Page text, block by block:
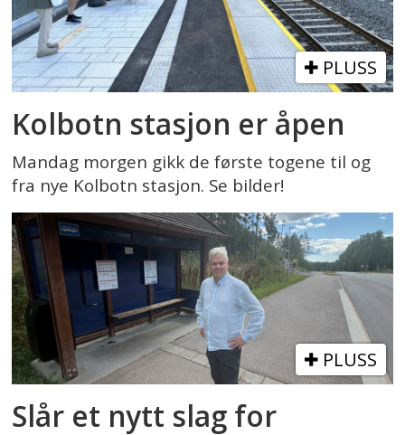
PLUSS
Kolbotn stasjon er åpen
Mandag morgen gikk de første togene til og
fra nye Kolbotn stasjon. Se bilder!
PLUSS
Slår et nytt slag for